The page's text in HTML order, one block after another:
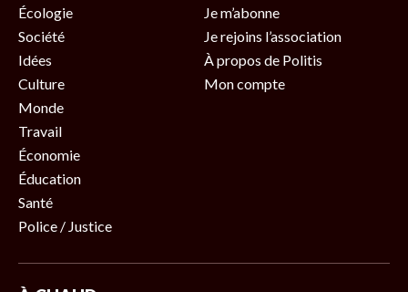
Écologie
Société
Idées
Culture
Monde
Travail
Économie
Éducation
Santé
Police / Justice
Je m’abonne
Je rejoins l’association
À propos de Politis
Mon compte